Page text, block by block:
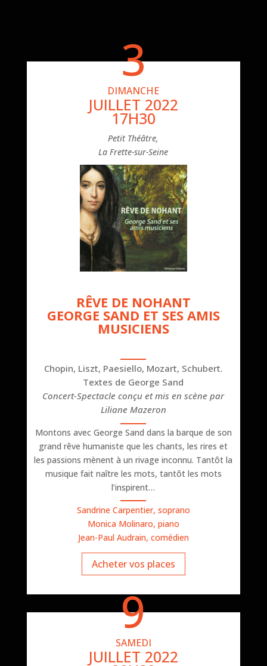
3
DIMANCHE
JUILLET 2022
17H30
Petit Théâtre,
La Frette-sur-Seine
RÊVE DE NOHANT
GEORGE SAND ET SES AMIS
MUSICIENS
Chopin, Liszt, Paesiello, Mozart, Schubert.
Textes de George Sand
Concert-Spectacle conçu et mis en scène par
Liliane Mazeron
Montons avec George Sand dans la barque de son
grand rêve humaniste que les chants, les rires et
les passions mènent à un rivage inconnu. Tantôt la
musique fait naître les mots, tantôt les mots
l’inspirent…
Sandrine Carpentier, soprano
Monica Molinaro, piano
Jean-Paul Audrain, comédien
Acheter vos places
9
SAMEDI
JUILLET 2022